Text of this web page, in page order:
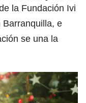
la Fundación Ivi
Barranquilla, e
se una la